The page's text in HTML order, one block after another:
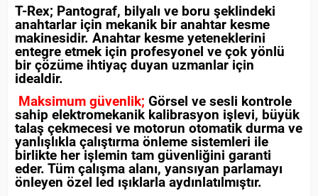
T-Rex; Pantograf, bilyalı ve boru şeklindeki
anahtarlar için mekanik bir anahtar kesme
makinesidir. Anahtar kesme yeteneklerini
entegre etmek için profesyonel ve çok yönlü
bir çözüme ihtiyaç duyan uzmanlar için
idealdir.
Maksimum güvenlik; Görsel ve sesli kontrole
sahip elektromekanik kalibrasyon işlevi, büyük
talaş çekmecesi ve motorun otomatik durma ve
yanlışlıkla çalıştırma önleme sistemleri ile
birlikte her işlemin tam güvenliğini garanti
eder. Tüm çalışma alanı, yansıyan parlamayı
önleyen özel led ışıklarla aydınlatılmıştır.